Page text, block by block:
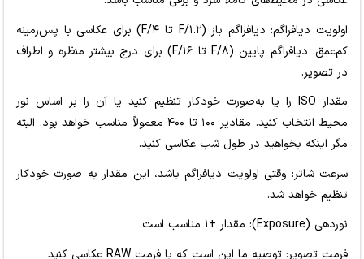
اولویت دیافراگم: دیافراگم باز (F/۱.۲ تا F/۴) برای عکاسی با پس‌زمینه
کم‌عمق. دیافراگم پایین (F/۸ تا F/۱۶) برای درج بیشتر منظره و اطراف
در تصویر.
مقدار ISO را یا به‌صورت خودکار تنظیم کنید یا آن را بر اساس نور
محیط انتخاب کنید. مقادیر ۱۰۰ تا ۴۰۰ معمولاً مناسب خواهد بود. البته
مگر اینکه بخواهید در طول شب عکاسی کنید.
سرعت شاتر: وقتی اولویت دیافراگم باشد، این مقدار به صورت خودکار
تنظیم خواهد شد.
نوردهی (Exposure): مقدار +۱ مناسب است.
فرمت تصویر: توصیه ما این است که با فرمت RAW عکاسی کنید